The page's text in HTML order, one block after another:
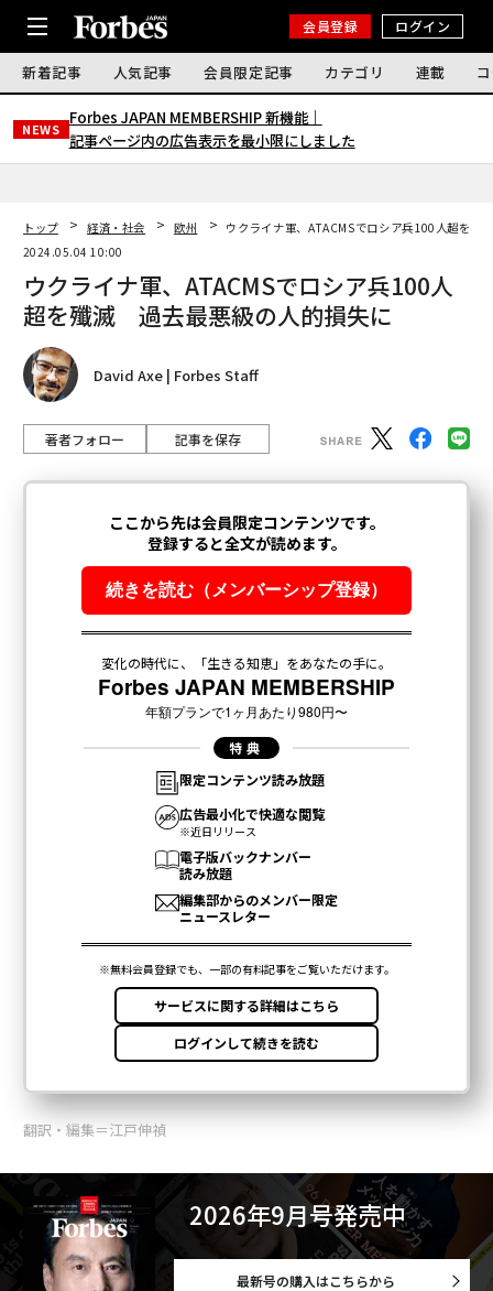
会員登録 ログイン
新着記事 人気記事 会員限定記事 カテゴリ 連載
NEWS
Forbes JAPAN MEMBERSHIP 新機能｜
記事ページ内の広告表示を最小限にしました
トップ 経済・社会 欧州
ウクライナ軍、ATACMSでロシア兵100人超を
2024.05.04 10:00
ウクライナ軍、ATACMSでロシア兵100人
超を殲滅 過去最悪級の人的損失に
David Axe | Forbes Staff
著者フォロー 記事を保存
翻訳・編集＝江戸伸禎
2026年9月号発売中
最新号の購入はこちらから